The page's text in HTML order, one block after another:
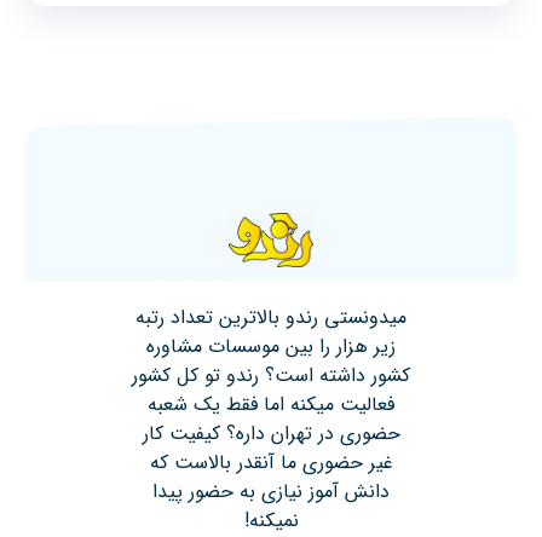
میدونستی رندو بالاترین تعداد رتبه
زیر هزار را بین موسسات مشاوره
کشور داشته است؟ رندو تو کل کشور
فعالیت میکنه اما فقط یک شعبه
حضوری در تهران داره؟ کیفیت کار
غیر حضوری ما آنقدر بالاست که
دانش آموز نیازی به حضور پیدا
نمیکنه!